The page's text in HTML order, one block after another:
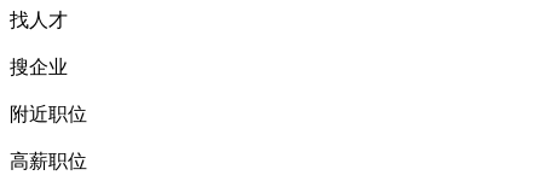
找人才
搜企业
附近职位
高薪职位